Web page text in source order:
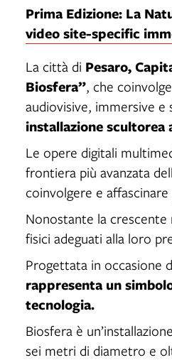
Prima Edizione: La
video site-specific
La città di Pesaro,
Biosfera”, che
audiovisive, immersive e
installazione scultorea
Le opere digitali
frontiera più avanzata
coinvolgere e
Nonostante la crescente
fisici adeguati alla loro
Progettata in occasione
rappresenta un
tecnologia.
Biosfera è
sei metri di diametro e